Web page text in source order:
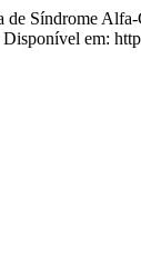
Síndrome Alfa-
em: